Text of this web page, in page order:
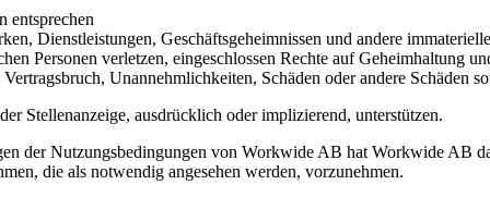
entsprechen
Dienstleistungen, Geschäftsgeheimnissen und andere
Personen verletzen, eingeschlossen Rechte auf Geheimhaltung
Unannehmlichkeiten, Schäden oder andere Schäden
Stellenanzeige, ausdrücklich oder implizierend, unterstützen.
der Nutzungsbedingungen von Workwide AB hat Workwide AB
die als notwendig angesehen werden, vorzunehmen.